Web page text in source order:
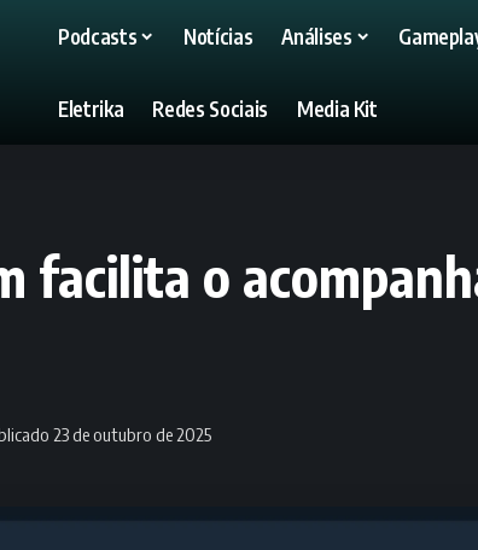
Podcasts Notícias Análises
Eletrika Redes Sociais Media Kit
facilita o
23 de outubro de 2025